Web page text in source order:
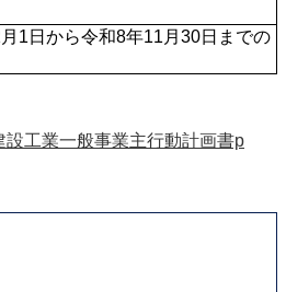
1日から令和8年11月30日までの
設工業一般事業主行動計画書p